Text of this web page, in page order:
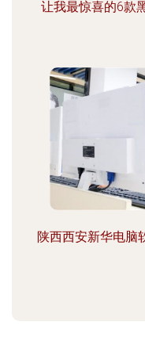
让我最惊喜的6款
陕西西安新华电脑